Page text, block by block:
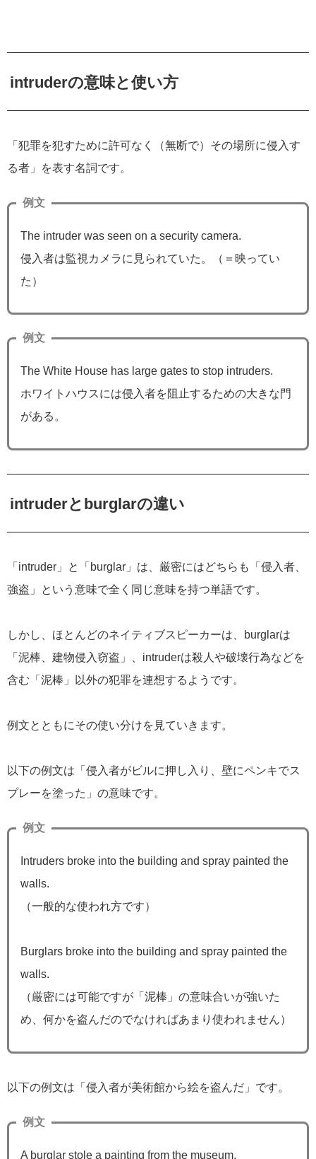
intruderの意味と使い方
「犯罪を犯すために許可なく（無断で）その場所に侵入す
る者」を表す名詞です。
例文
The intruder was seen on a security camera.
侵入者は監視カメラに見られていた。（＝映ってい
た）
例文
The White House has large gates to stop intruders.
ホワイトハウスには侵入者を阻止するための大きな門
がある。
intruderとburglarの違い
「intruder」と「burglar」は、厳密にはどちらも「侵入者、
強盗」という意味で全く同じ意味を持つ単語です。
しかし、ほとんどのネイティブスピーカーは、burglarは
「泥棒、建物侵入窃盗」、intruderは殺人や破壊行為などを
含む「泥棒」以外の犯罪を連想するようです。
例文とともにその使い分けを見ていきます。
以下の例文は「侵入者がビルに押し入り、壁にペンキでス
プレーを塗った」の意味です。
例文
Intruders broke into the building and spray painted the
walls.
（一般的な使われ方です）
Burglars broke into the building and spray painted the
walls.
（厳密には可能ですが「泥棒」の意味合いが強いた
め、何かを盗んだのでなければあまり使われません）
以下の例文は「侵入者が美術館から絵を盗んだ」です。
例文
A burglar stole a painting from the museum.